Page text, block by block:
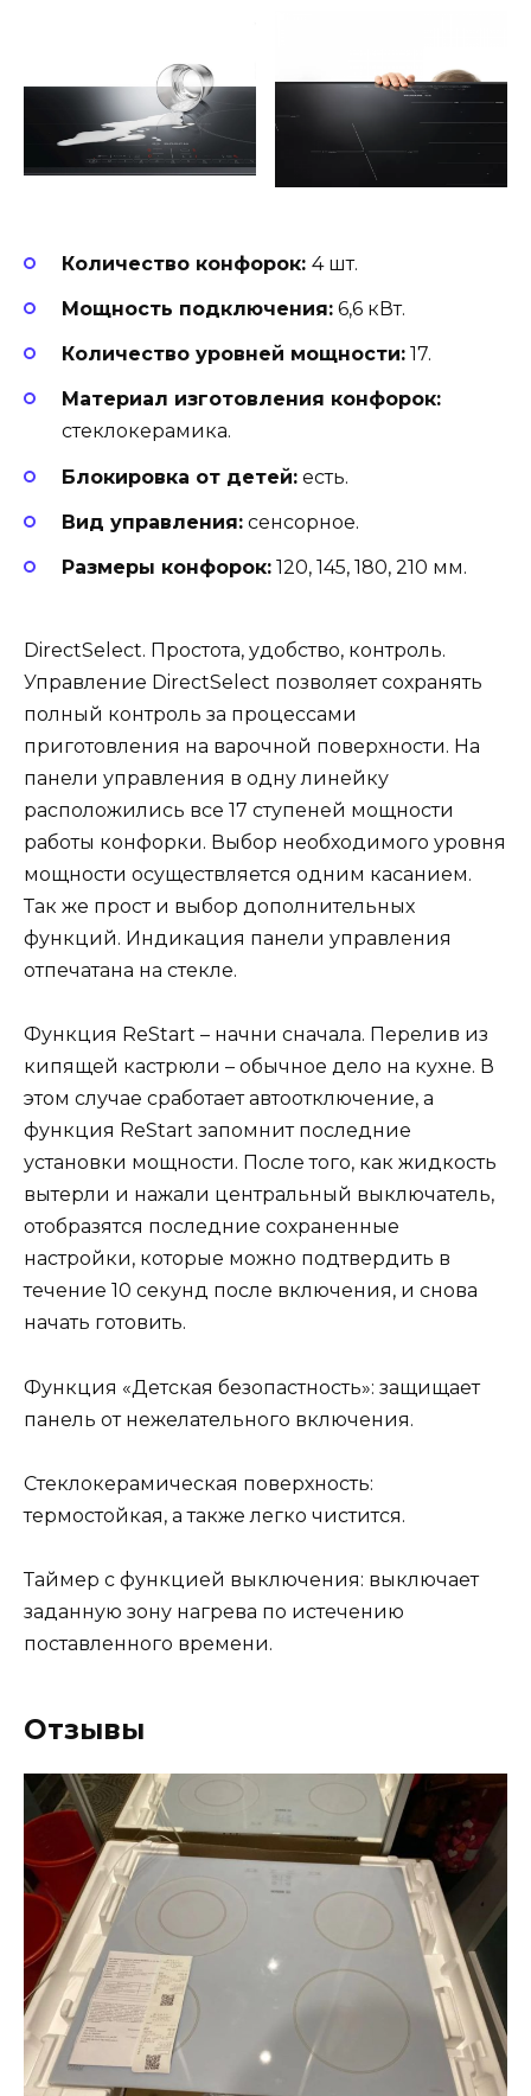
Количество конфорок: 4 шт.
Мощность подключения: 6,6 кВт.
Количество уровней мощности: 17.
Материал изготовления конфорок:
стеклокерамика.
Блокировка от детей: есть.
Вид управления: сенсорное.
Размеры конфорок: 120, 145, 180, 210 мм.
DirectSelect. Простота, удобство, контроль.
Управление DirectSelect позволяет сохранять
полный контроль за процессами
приготовления на варочной поверхности. На
панели управления в одну линейку
расположились все 17 ступеней мощности
работы конфорки. Выбор необходимого уровня
мощности осуществляется одним касанием.
Так же прост и выбор дополнительных
функций. Индикация панели управления
отпечатана на стекле.
Функция ReStart – начни сначала. Перелив из
кипящей кастрюли – обычное дело на кухне. В
этом случае сработает автоотключение, а
функция ReStart запомнит последние
установки мощности. После того, как жидкость
вытерли и нажали центральный выключатель,
отобразятся последние сохраненные
настройки, которые можно подтвердить в
течение 10 секунд после включения, и снова
начать готовить.
Функция «Детская безопастность»: защищает
панель от нежелательного включения.
Стеклокерамическая поверхность:
термостойкая, а также легко чистится.
Таймер с функцией выключения: выключает
заданную зону нагрева по истечению
поставленного времени.
Отзывы